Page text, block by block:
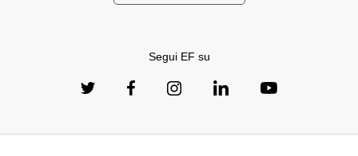
Segui EF su